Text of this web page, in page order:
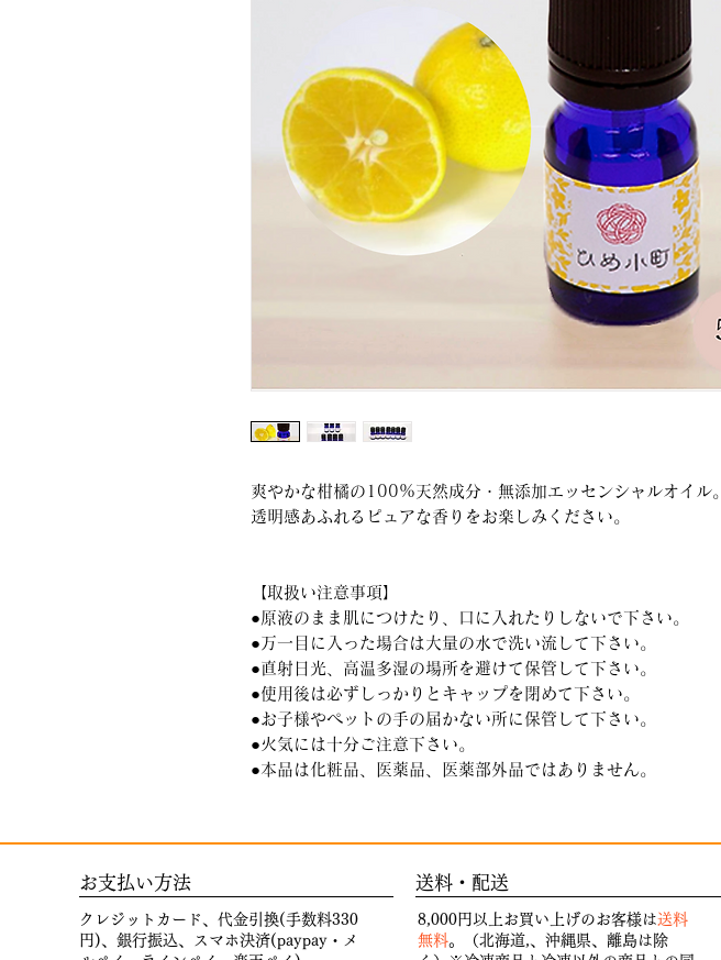
爽やかな柑橘の100%天然成分・無添加エッセンシャルオイル。
透明感あふれるピュアな香りをお楽しみください。
【取扱い注意事項】
●原液のまま肌につけたり、口に入れたりしないで下さい。
●万一目に入った場合は大量の水で洗い流して下さい。
●直射日光、高温多湿の場所を避けて保管して下さい。
●使用後は必ずしっかりとキャップを閉めて下さい。
●お子様やペットの手の届かない所に保管して下さい。
●火気には十分ご注意下さい。
●本品は化粧品、医薬品、医薬部外品ではありません。
お支払い方法
クレジットカード、代金引換(手数料330
円)、銀行振込、スマホ決済(paypay・メ
送料・配送
8,000円以上お買い上げのお客様は送料
無料。（北海道,、沖縄県、離島は除